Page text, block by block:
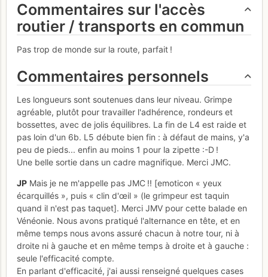
Commentaires sur l'accès
routier / transports en commun
Pas trop de monde sur la route, parfait !
Commentaires personnels
Les longueurs sont soutenues dans leur niveau. Grimpe
agréable, plutôt pour travailler l'adhérence, rondeurs et
bossettes, avec de jolis équilibres. La fin de L4 est raide et
pas loin d'un 6b. L5 débute bien fin : à défaut de mains, y'a
peu de pieds... enfin au moins 1 pour la zipette :-D !
Une belle sortie dans un cadre magnifique. Merci JMC.
JP Mais je ne m'appelle pas JMC !! [emoticon « yeux
écarquillés », puis « clin d'œil » (le grimpeur est taquin
quand il n'est pas taquet]. Merci JMV pour cette balade en
Vénéonie. Nous avons pratiqué l'alternance en tête, et en
même temps nous avons assuré chacun à notre tour, ni à
droite ni à gauche et en même temps à droite et à gauche :
seule l'efficacité compte.
En parlant d'efficacité, j'ai aussi renseigné quelques cases